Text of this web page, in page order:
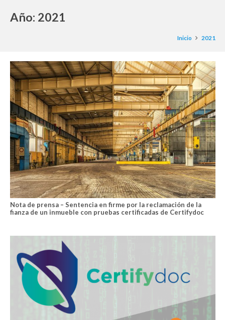
Año: 2021
Inicio 2021
Nota de prensa – Sentencia en firme por la reclamación de la
fianza de un inmueble con pruebas certificadas de Certifydoc